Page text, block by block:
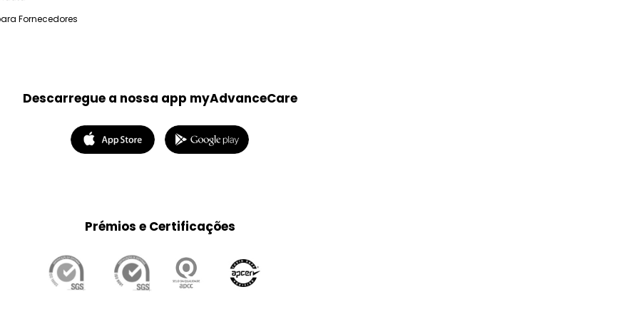
Fornecedores
Descarregue a nossa app myAdvanceCare
Prémios e Certificações